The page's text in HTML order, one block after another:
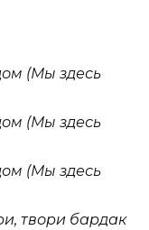
(Мы здесь
(Мы здесь
(Мы здесь
твори бардак